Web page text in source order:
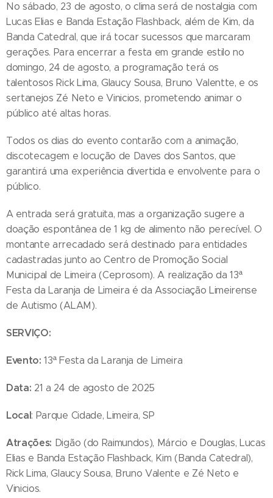
No sábado, 23 de agosto, o clima será de nostalgia com
Lucas Elias e Banda Estação Flashback, além de Kim, da
Banda Catedral, que irá tocar sucessos que marcaram
gerações. Para encerrar a festa em grande estilo no
domingo, 24 de agosto, a programação terá os
talentosos Rick Lima, Glaucy Sousa, Bruno Valentte, e os
sertanejos Zé Neto e Vinicios, prometendo animar o
público até altas horas.
Todos os dias do evento contarão com a animação,
discotecagem e locução de Daves dos Santos, que
garantirá uma experiência divertida e envolvente para o
público.
A entrada será gratuita, mas a organização sugere a
doação espontânea de 1 kg de alimento não perecível. O
montante arrecadado será destinado para entidades
cadastradas junto ao Centro de Promoção Social
Municipal de Limeira (Ceprosom). A realização da 13ª
Festa da Laranja de Limeira é da Associação Limeirense
de Autismo (ALAM).
SERVIÇO:
Evento: 13ª Festa da Laranja de Limeira
Data: 21 a 24 de agosto de 2025
Local: Parque Cidade, Limeira, SP
Atrações: Digão (do Raimundos), Márcio e Douglas, Lucas
Elias e Banda Estação Flashback, Kim (Banda Catedral),
Rick Lima, Glaucy Sousa, Bruno Valente e Zé Neto e
Vinicios.